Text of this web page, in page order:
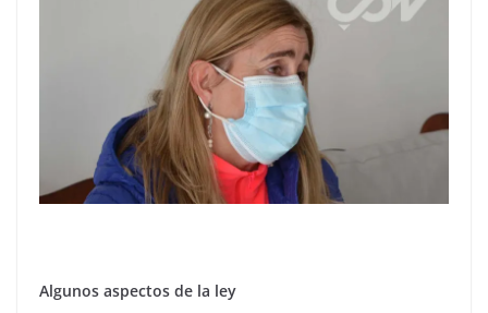
Algunos aspectos de la ley